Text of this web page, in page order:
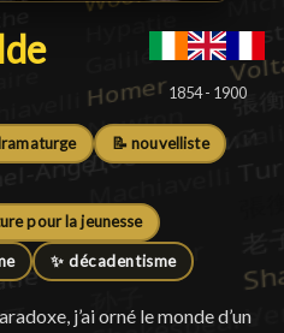
█
1854 - 1900
📝 nouvelliste
pour la jeunesse
✨ décadentisme
j’ai orné le monde d’un